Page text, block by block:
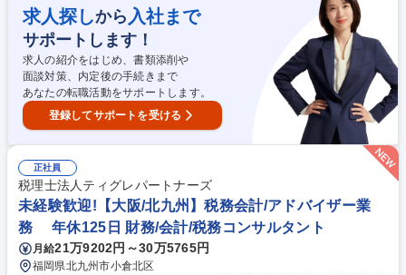
ュアルの整備・標準化 ■クライアントへの業務改善提案・レポーティング
■サポート窓口・コンタクトセンターの立上げ・運営 ■KPI・収支管理 ■ス
タッフ育成・採用・シフト管理 募集職種 北九州【AI・DX推進_BPOサー
ビス設計・運営マネージャー候補】
求人探しから 入社まで
サポートします！
求人の紹介をはじめ、書類添削や
面談対策、内定後の手続きまで
あなたの転職活動をサポートします。
登録してサポートを受ける
正社員
税理士法人ティグレパートナーズ
未経験歓迎!【大阪/北九州】税務会計/アドバイザー業
務 年休125日 財務/会計/税務コンサルタント
月給21万9202円～30万5765円
福岡県北九州市小倉北区